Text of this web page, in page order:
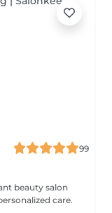
99
beauty salon
care.